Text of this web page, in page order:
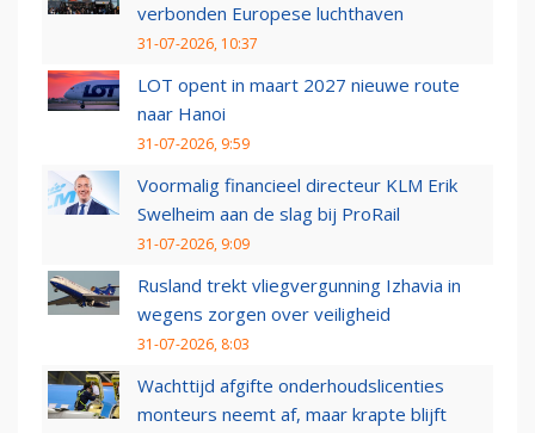
verbonden Europese luchthaven
31-07-2026, 10:37
LOT opent in maart 2027 nieuwe route
naar Hanoi
31-07-2026, 9:59
Voormalig financieel directeur KLM Erik
Swelheim aan de slag bij ProRail
31-07-2026, 9:09
Rusland trekt vliegvergunning Izhavia in
wegens zorgen over veiligheid
31-07-2026, 8:03
Wachttijd afgifte onderhoudslicenties
monteurs neemt af, maar krapte blijft